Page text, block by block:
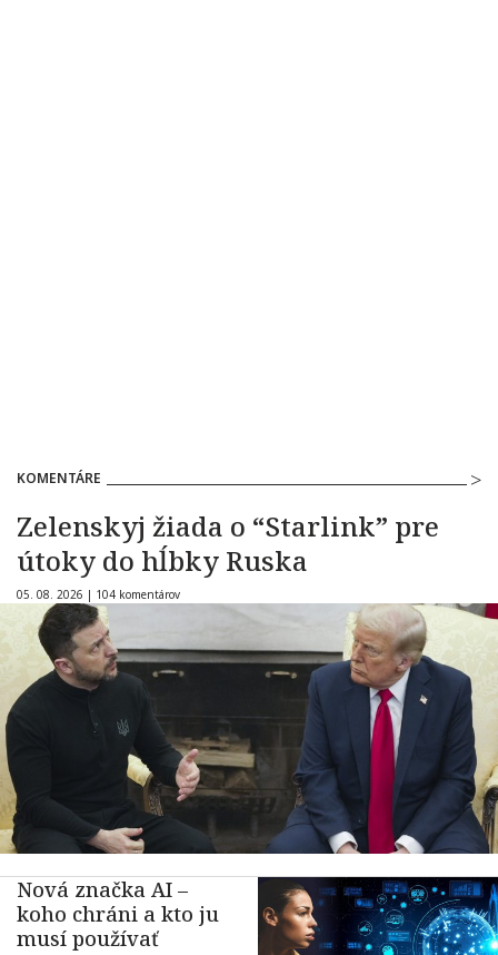
KOMENTÁRE
Zelenskyj žiada o “Starlink” pre
útoky do hĺbky Ruska
05. 08. 2026 | 104 komentárov
Nová značka AI –
koho chráni a kto ju
musí používať